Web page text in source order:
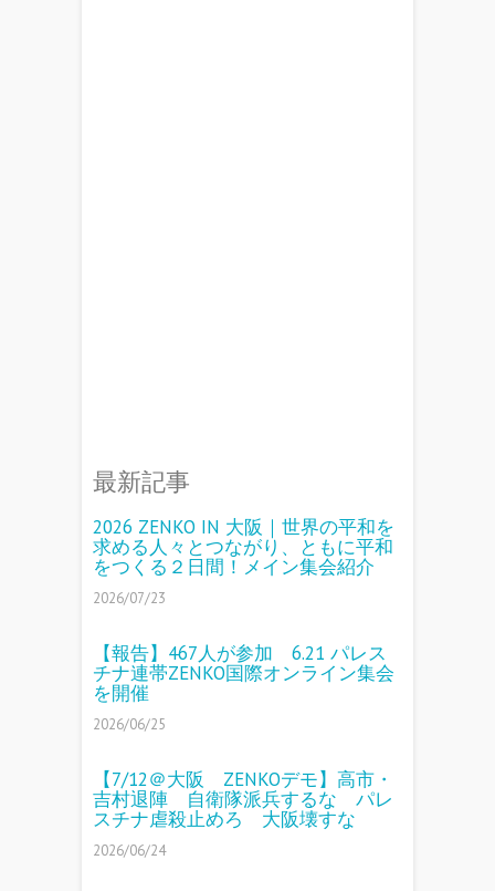
最新記事
2026 ZENKO IN 大阪｜世界の平和を
求める人々とつながり、ともに平和
をつくる２日間！メイン集会紹介
2026/07/23
【報告】467人が参加 6.21 パレス
チナ連帯ZENKO国際オンライン集会
を開催
2026/06/25
【7/12＠大阪 ZENKOデモ】高市・
吉村退陣 自衛隊派兵するな パレ
スチナ虐殺止めろ 大阪壊すな
2026/06/24